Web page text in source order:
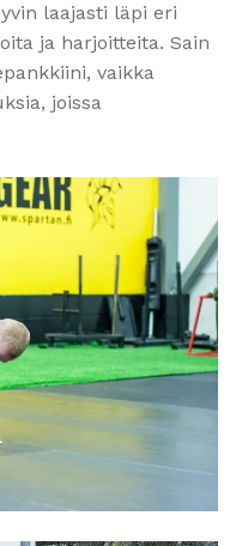
laajasti läpi eri
ja harjoitteita. Sain
vaikka
joissa